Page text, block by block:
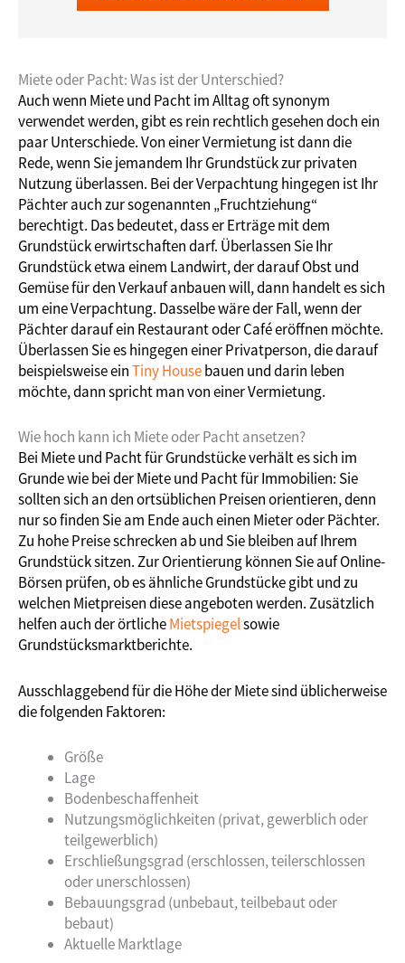
Miete oder Pacht: Was ist der Unterschied?
Auch wenn Miete und Pacht im Alltag oft synonym
verwendet werden, gibt es rein rechtlich gesehen doch ein
paar Unterschiede. Von einer Vermietung ist dann die
Rede, wenn Sie jemandem Ihr Grundstück zur privaten
Nutzung überlassen. Bei der Verpachtung hingegen ist Ihr
Pächter auch zur sogenannten „Fruchtziehung“
berechtigt. Das bedeutet, dass er Erträge mit dem
Grundstück erwirtschaften darf. Überlassen Sie Ihr
Grundstück etwa einem Landwirt, der darauf Obst und
Gemüse für den Verkauf anbauen will, dann handelt es sich
um eine Verpachtung. Dasselbe wäre der Fall, wenn der
Pächter darauf ein Restaurant oder Café eröffnen möchte.
Überlassen Sie es hingegen einer Privatperson, die darauf
beispielsweise einTiny Housebauen und darin leben
möchte, dann spricht man von einer Vermietung.
Wie hoch kann ich Miete oder Pacht ansetzen?
Bei Miete und Pacht für Grundstücke verhält es sich im
Grunde wie bei der Miete und Pacht für Immobilien: Sie
sollten sich an den ortsüblichen Preisen orientieren, denn
nur so finden Sie am Ende auch einen Mieter oder Pächter.
Zu hohe Preise schrecken ab und Sie bleiben auf Ihrem
Grundstück sitzen. Zur Orientierung können Sie auf Online-
Börsen prüfen, ob es ähnliche Grundstücke gibt und zu
welchen Mietpreisen diese angeboten werden. Zusätzlich
helfen auch der örtlicheMietspiegelsowie
Grundstücksmarktberichte.
Ausschlaggebend für die Höhe der Miete sind üblicherweise
die folgenden Faktoren:
Größe
Lage
Bodenbeschaffenheit
Nutzungsmöglichkeiten (privat, gewerblich oder
teilgewerblich)
Erschließungsgrad (erschlossen, teilerschlossen
oder unerschlossen)
Bebauungsgrad (unbebaut, teilbebaut oder
bebaut)
Aktuelle Marktlage